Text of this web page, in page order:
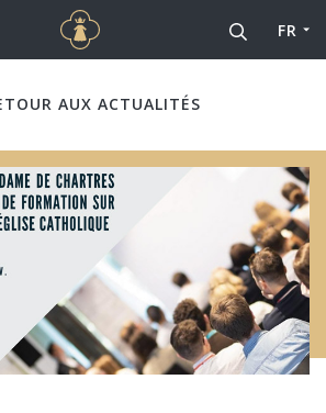
Cathédrale Notre-Dame
FR
AUX ACTUALITÉS